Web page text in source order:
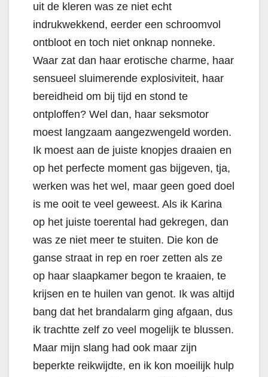
uit de kleren was ze niet echt
indrukwekkend, eerder een schroomvol
ontbloot en toch niet onknap nonneke.
Waar zat dan haar erotische charme, haar
sensueel sluimerende explosiviteit, haar
bereidheid om bij tijd en stond te
ontploffen? Wel dan, haar seksmotor
moest langzaam aangezwengeld worden.
Ik moest aan de juiste knopjes draaien en
op het perfecte moment gas bijgeven, tja,
werken was het wel, maar geen goed doel
is me ooit te veel geweest. Als ik Karina
op het juiste toerental had gekregen, dan
was ze niet meer te stuiten. Die kon de
ganse straat in rep en roer zetten als ze
op haar slaapkamer begon te kraaien, te
krijsen en te huilen van genot. Ik was altijd
bang dat het brandalarm ging afgaan, dus
ik trachtte zelf zo veel mogelijk te blussen.
Maar mijn slang had ook maar zijn
beperkte reikwijdte, en ik kon moeilijk hulp